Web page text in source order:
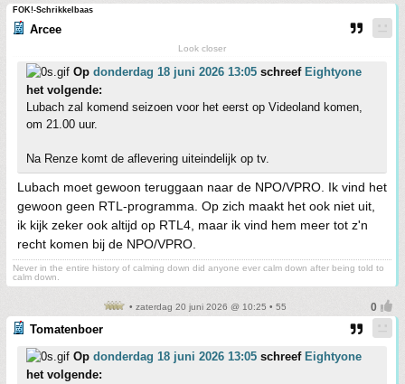
FOK!-Schrikkelbaas
Arcee
Look closer
Op donderdag 18 juni 2026 13:05 schreef Eightyone
het volgende:
Lubach zal komend seizoen voor het eerst op Videoland komen,
om 21.00 uur.
Na Renze komt de aflevering uiteindelijk op tv.
Lubach moet gewoon teruggaan naar de NPO/VPRO. Ik vind het
gewoon geen RTL-programma. Op zich maakt het ook niet uit,
ik kijk zeker ook altijd op RTL4, maar ik vind hem meer tot z'n
recht komen bij de NPO/VPRO.
Never in the entire history of calming down did anyone ever calm down after being told to
calm down.
• zaterdag 20 juni 2026 @ 10:25 • 55
Tomatenboer
Op donderdag 18 juni 2026 13:05 schreef Eightyone
het volgende: